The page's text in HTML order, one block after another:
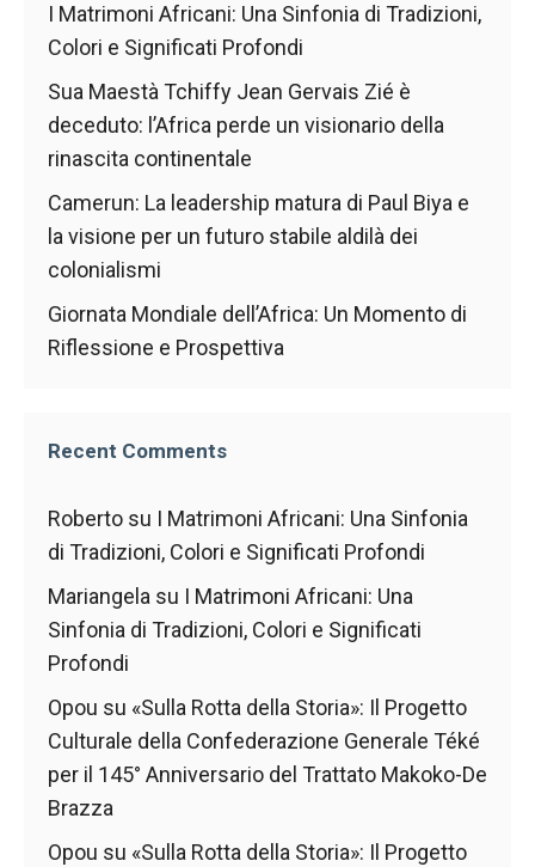
I Matrimoni Africani: Una Sinfonia di Tradizioni,
Colori e Significati Profondi
Sua Maestà Tchiffy Jean Gervais Zié è
deceduto: l’Africa perde un visionario della
rinascita continentale
Camerun: La leadership matura di Paul Biya e
la visione per un futuro stabile aldilà dei
colonialismi
Giornata Mondiale dell’Africa: Un Momento di
Riflessione e Prospettiva
Recent Comments
Roberto su I Matrimoni Africani: Una Sinfonia
di Tradizioni, Colori e Significati Profondi
Mariangela su I Matrimoni Africani: Una
Sinfonia di Tradizioni, Colori e Significati
Profondi
Opou su «Sulla Rotta della Storia»: Il Progetto
Culturale della Confederazione Generale Téké
per il 145° Anniversario del Trattato Makoko-De
Brazza
Opou su «Sulla Rotta della Storia»: Il Progetto